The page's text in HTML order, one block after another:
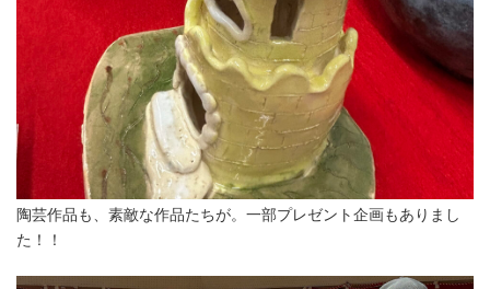
陶芸作品も、素敵な作品たちが。一部プレゼント企画もありまし
た！！